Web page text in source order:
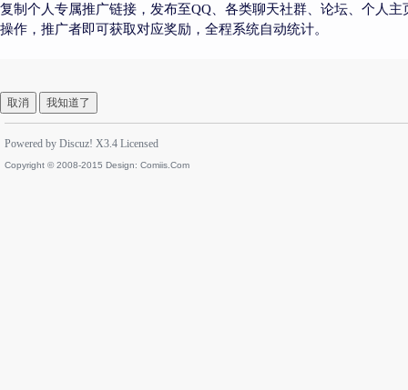
复制个人专属推广链接，发布至QQ、各类聊天社群、论坛、个人
操作，推广者即可获取对应奖励，全程系统自动统计。
取消 我知道了
Powered by Discuz! X3.4 Licensed
Copyright © 2008-2015 Design: Comiis.Com